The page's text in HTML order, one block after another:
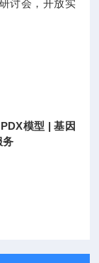
讨会，开放实
模型 | 基因
务